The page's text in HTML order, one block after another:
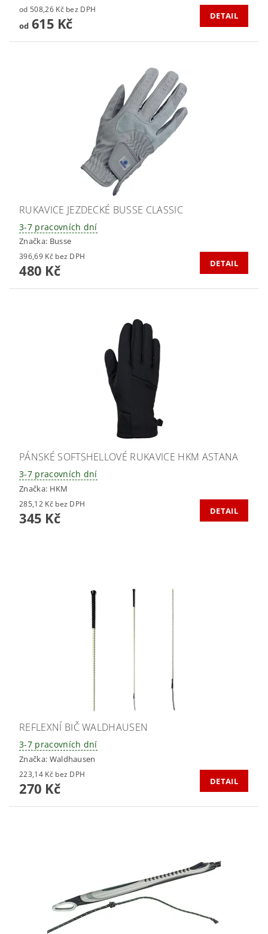
od 508,26 Kč bez DPH
od615 Kč DETAIL
RUKAVICE JEZDECKÉ BUSSE CLASSIC
3-7 pracovních dní
Značka: Busse
396,69 Kč bez DPH
480 Kč DETAIL
PÁNSKÉ SOFTSHELLOVÉ RUKAVICE HKM ASTANA
3-7 pracovních dní
Značka: HKM
285,12 Kč bez DPH
345 Kč DETAIL
REFLEXNÍ BIČ WALDHAUSEN
3-7 pracovních dní
Značka: Waldhausen
223,14 Kč bez DPH
270 Kč DETAIL